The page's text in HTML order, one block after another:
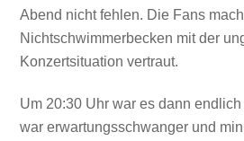
Abend nicht fehlen. Die Fans
Nichtschwimmerbecken mit der
Konzertsituation vertraut.
Um 20:30 Uhr war es dann
war erwartungsschwanger und